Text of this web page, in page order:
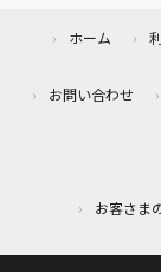
ホーム
お問い合わせ
お客さま